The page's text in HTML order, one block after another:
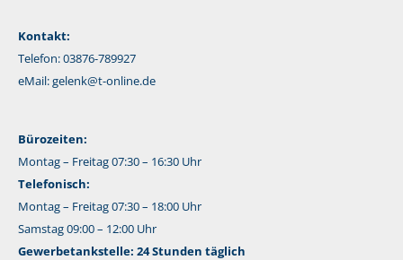
Kontakt:
Telefon: 03876-789927
eMail:gelenk@t-online.de
Bürozeiten:
Montag – Freitag 07:30 – 16:30 Uhr
Telefonisch:
Montag – Freitag 07:30 – 18:00 Uhr
Samstag 09:00 – 12:00 Uhr
Gewerbetankstelle: 24 Stunden täglich